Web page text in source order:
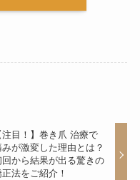
注目！】巻き爪 治療で
みが激変した理由とは？
回から結果が出る驚きの
正法をご紹介！